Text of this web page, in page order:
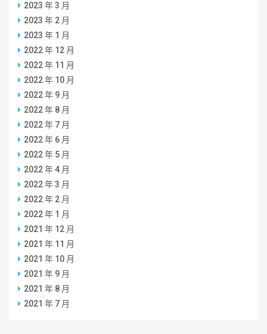
2023 年 3 月
2023 年 2 月
2023 年 1 月
2022 年 12 月
2022 年 11 月
2022 年 10 月
2022 年 9 月
2022 年 8 月
2022 年 7 月
2022 年 6 月
2022 年 5 月
2022 年 4 月
2022 年 3 月
2022 年 2 月
2022 年 1 月
2021 年 12 月
2021 年 11 月
2021 年 10 月
2021 年 9 月
2021 年 8 月
2021 年 7 月